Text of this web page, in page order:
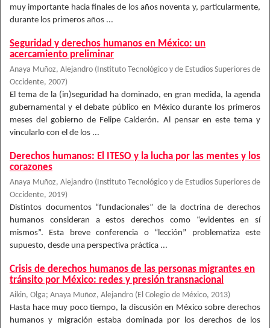
muy importante hacia finales de los años noventa y, particularmente,
durante los primeros años ...
Seguridad y derechos humanos en México: un
acercamiento preliminar
Anaya Muñoz, Alejandro ( Instituto Tecnológico y de Estudios Superiores de
Occidente, 2007)
El tema de la (in)seguridad ha dominado, en gran medida, la agenda
gubernamental y el debate público en México durante los primeros
meses del gobierno de Felipe Calderón. Al pensar en este tema y
vincularlo con el de los ...
Derechos humanos: El ITESO y la lucha por las mentes y los
corazones
Anaya Muñoz, Alejandro ( Instituto Tecnológico y de Estudios Superiores de
Occidente, 2019)
Distintos documentos “fundacionales” de la doctrina de derechos
humanos consideran a estos derechos como “evidentes en sí
mismos”. Esta breve conferencia o “lección” problematiza este
supuesto, desde una perspectiva práctica ...
Crisis de derechos humanos de las personas migrantes en
tránsito por México: redes y presión transnacional
Aikin, Olga; Anaya Muñoz, Alejandro ( El Colegio de México, 2013)
Hasta hace muy poco tiempo, la discusión en México sobre derechos
humanos y migración estaba dominada por los derechos de los